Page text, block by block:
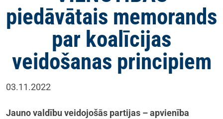
piedāvātais memorands
par koalīcijas
veidošanas principiem
03.11.2022
Jauno valdību veidojošās partijas – apvienība